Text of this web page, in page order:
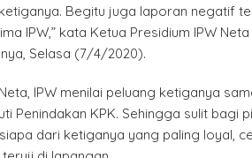
Begitu juga laporan negatif
IPW,” kata Ketua Presidium IPW
Selasa (7/4/2020).
IPW menilai peluang ketiganya
Penindakan KPK. Sehingga sulit bagi
dari ketiganya yang paling loyal,